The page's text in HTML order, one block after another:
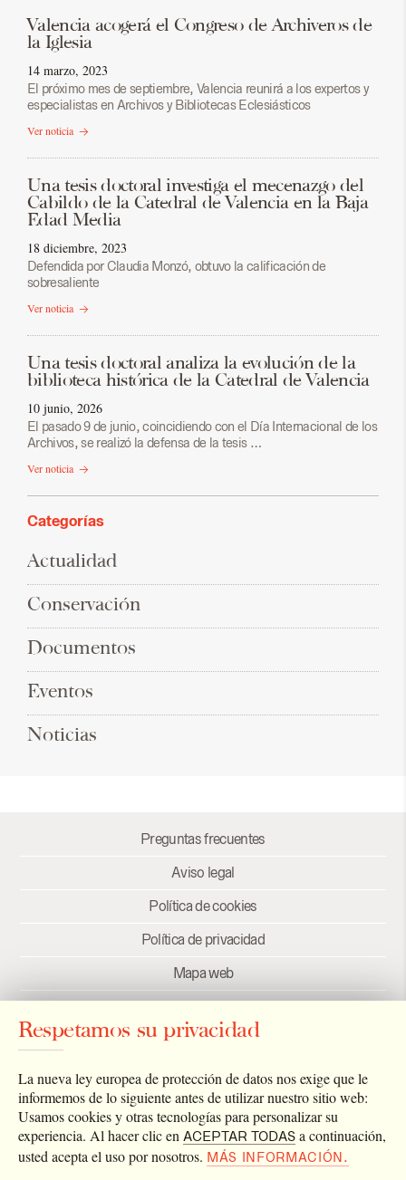
Valencia acogerá el Congreso de Archiveros de
la Iglesia
14 marzo, 2023
El próximo mes de septiembre, Valencia reunirá a los expertos y
especialistas en Archivos y Bibliotecas Eclesiásticos
Ver noticia
Una tesis doctoral investiga el mecenazgo del
Cabildo de la Catedral de Valencia en la Baja
Edad Media
18 diciembre, 2023
Defendida por Claudia Monzó, obtuvo la calificación de
sobresaliente
Ver noticia
Una tesis doctoral analiza la evolución de la
biblioteca histórica de la Catedral de Valencia
10 junio, 2026
El pasado 9 de junio, coincidiendo con el Día Internacional de los
Archivos, se realizó la defensa de la tesis …
Ver noticia
Categorías
Actualidad
Conservación
Documentos
Eventos
Noticias
Preguntas frecuentes
Aviso legal
Política de cookies
Política de privacidad
Mapa web
Enlaces
Newsletter
Respetamos su privacidad
La nueva ley europea de protección de datos nos exige que le
informemos de lo siguiente antes de utilizar nuestro sitio web:
Usamos cookies y otras tecnologías para personalizar su
experiencia. Al hacer clic en ACEPTAR TODAS a continuación,
usted acepta el uso por nosotros. MÁS INFORMACIÓN.